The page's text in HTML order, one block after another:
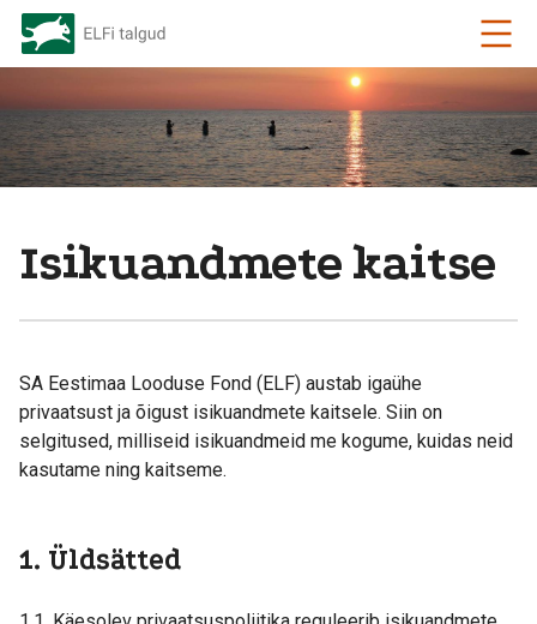
Isikuandmete kaitse
SA Eestimaa Looduse Fond (ELF) austab igaühe
privaatsust ja õigust isikuandmete kaitsele. Siin on
selgitused, milliseid isikuandmeid me kogume, kuidas neid
kasutame ning kaitseme.
1. Üldsätted